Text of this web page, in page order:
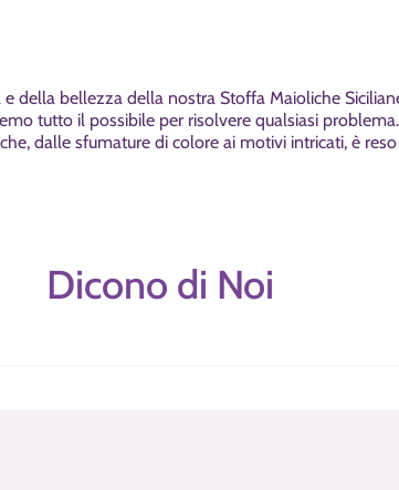
e della bellezza della nostra Stoffa Maioliche
tutto il possibile per risolvere qualsiasi
dalle sfumature di colore ai motivi intricati, è
Dicono di Noi